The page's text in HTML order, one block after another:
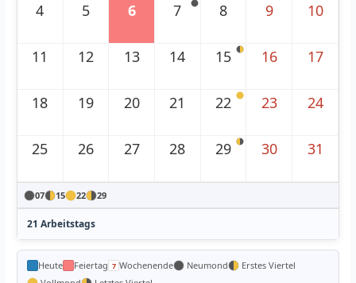
4 5 6 7 8 9 10
11 12 13 14 15 16 17
18 19 20 21 22 23 24
25 26 27 28 29 30 31
07 15 22 29
21 Arbeitstags
Heute Feiertag Wochenende Neumond
Erstes Viertel